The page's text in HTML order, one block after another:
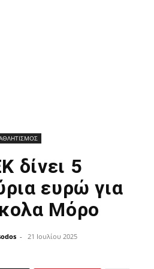
δίνει 5
ευρώ για
Μόρο
- 21 Ιουλίου 2025